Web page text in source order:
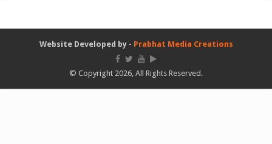
Website Developed by - Prabhat Media Creations
© Copyright 2026, All Rights Reserved.